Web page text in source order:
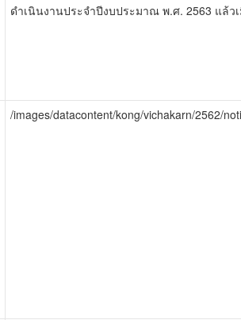
ดำเนินงานประจำปีงบประมาณ พ.ศ. 2563 แล้ว
/images/datacontent/kong/vichakarn/2562/